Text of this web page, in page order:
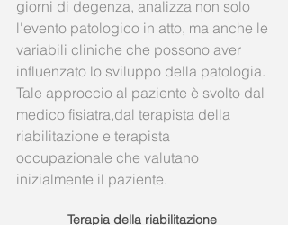
giorni di degenza, analizza non solo
l'evento patologico in atto, ma anche le
variabili cliniche che possono aver
influenzato lo sviluppo della patologia.
Tale approccio al paziente è svolto dal
medico fisiatra,dal terapista della
riabilitazione e terapista
occupazionale che valutano
inizialmente il paziente.
Terapia della riabilitazione